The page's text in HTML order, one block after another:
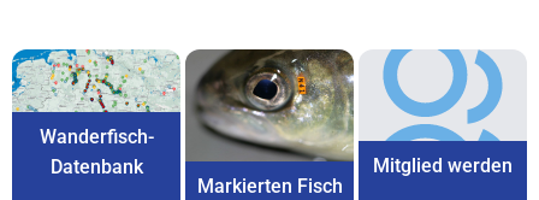
Wanderfisch-
Datenbank
Markierten Fisch
Mitglied werden